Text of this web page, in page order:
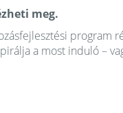
meg.
program
a most induló –